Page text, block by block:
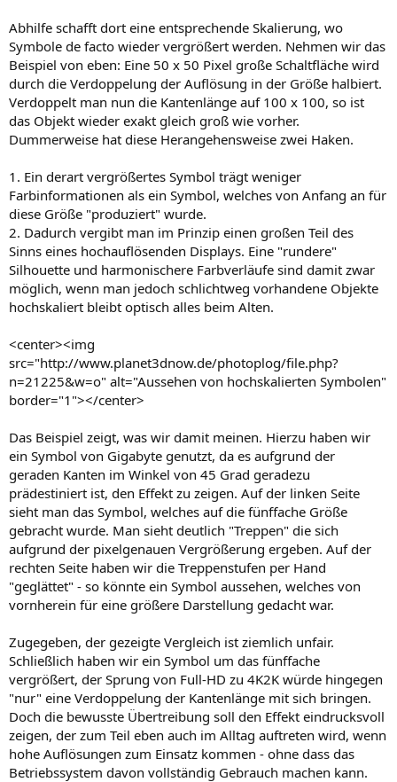
Abhilfe schafft dort eine entsprechende Skalierung, wo
Symbole de facto wieder vergrößert werden. Nehmen wir das
Beispiel von eben: Eine 50 x 50 Pixel große Schaltfläche wird
durch die Verdoppelung der Auflösung in der Größe halbiert.
Verdoppelt man nun die Kantenlänge auf 100 x 100, so ist
das Objekt wieder exakt gleich groß wie vorher.
Dummerweise hat diese Herangehensweise zwei Haken.
1. Ein derart vergrößertes Symbol trägt weniger
Farbinformationen als ein Symbol, welches von Anfang an für
diese Größe "produziert" wurde.
2. Dadurch vergibt man im Prinzip einen großen Teil des
Sinns eines hochauflösenden Displays. Eine "rundere"
Silhouette und harmonischere Farbverläufe sind damit zwar
möglich, wenn man jedoch schlichtweg vorhandene Objekte
hochskaliert bleibt optisch alles beim Alten.
<center><img
src="http://www.planet3dnow.de/photoplog/file.php?
n=21225&w=o" alt="Aussehen von hochskalierten Symbolen"
border="1"></center>
Das Beispiel zeigt, was wir damit meinen. Hierzu haben wir
ein Symbol von Gigabyte genutzt, da es aufgrund der
geraden Kanten im Winkel von 45 Grad geradezu
prädestiniert ist, den Effekt zu zeigen. Auf der linken Seite
sieht man das Symbol, welches auf die fünffache Größe
gebracht wurde. Man sieht deutlich "Treppen" die sich
aufgrund der pixelgenauen Vergrößerung ergeben. Auf der
rechten Seite haben wir die Treppenstufen per Hand
"geglättet" - so könnte ein Symbol aussehen, welches von
vornherein für eine größere Darstellung gedacht war.
Zugegeben, der gezeigte Vergleich ist ziemlich unfair.
Schließlich haben wir ein Symbol um das fünffache
vergrößert, der Sprung von Full-HD zu 4K2K würde hingegen
"nur" eine Verdoppelung der Kantenlänge mit sich bringen.
Doch die bewusste Übertreibung soll den Effekt eindrucksvoll
zeigen, der zum Teil eben auch im Alltag auftreten wird, wenn
hohe Auflösungen zum Einsatz kommen - ohne dass das
Betriebssystem davon vollständig Gebrauch machen kann.